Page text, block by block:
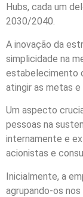
Hubs, cada um
2030/2040.
A inovação da
simplicidade na
estabelecimento
atingir as metas
Um aspecto
pessoas na
internamente e
acionistas e
Inicialmente, a
agrupando-os